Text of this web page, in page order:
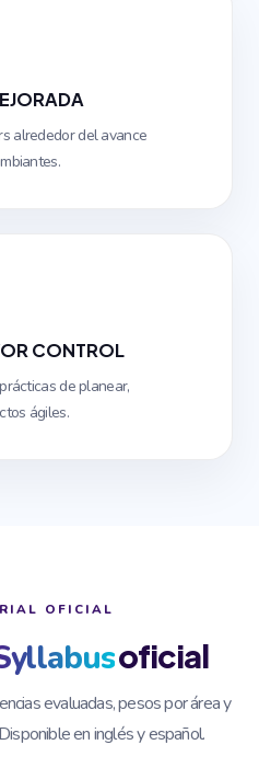
alrededor del avance
CONTROL
de planear,
ágiles.
OFICIAL
oficial
evaluadas, pesos por área y
en inglés y español.